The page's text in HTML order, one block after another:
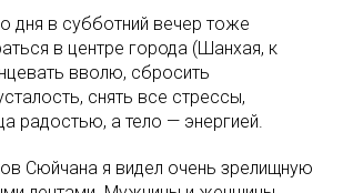
дня в субботний вечер тоже
в центре города (Шанхая, к
вволю, сбросить
снять все стрессы,
радостью, а тело — энергией.
Сюйчана я видел очень зрелищную